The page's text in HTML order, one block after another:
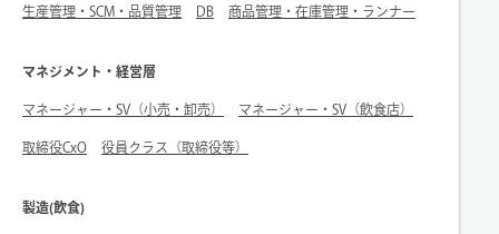
生産管理・SCM・品質管理 DB 商品管理・在庫管理・ランナー
マネジメント・経営層
マネージャー・SV（小売・卸売） マネージャー・SV（飲食店）
取締役CxO 役員クラス（取締役等）
製造(飲食)